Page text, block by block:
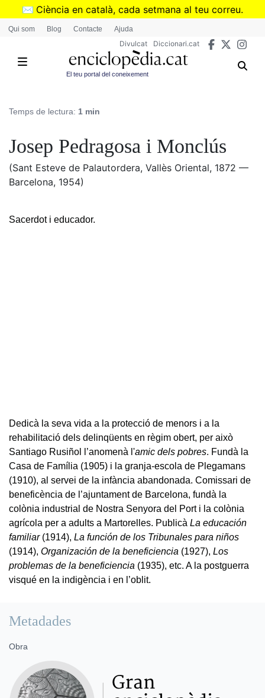
Vés
✉️ Ciència en català, cada setmana al teu correu.
➜Subscriu-te al butlletí de Divulcat
Qui som Blog Contacte Ajuda
Divulcat Diccionari.cat
El teu portal del coneixement
Temps de lectura: 1 min
Josep Pedragosa i Monclús
(Sant Esteve de Palautordera, Vallès Oriental, 1872 —
Barcelona, 1954)
Sacerdot i educador.
Dedicà la seva vida a la protecció de menors i a la
rehabilitació dels delinqüents en règim obert, per això
Santiago Rusiñol l’anomenà l'amic dels pobres. Fundà la
Casa de Família (1905) i la granja-escola de Plegamans
(1910), al servei de la infància abandonada. Comissari de
beneficència de l’ajuntament de Barcelona, fundà la
colònia industrial de Nostra Senyora del Port i la colònia
agrícola per a adults a Martorelles. Publicà La educación
familiar(1914), La función de los Tribunales para niños
(1914), Organización de la beneficiencia (1927), Los
problemas de la beneficiencia (1935), etc. A la postguerra
visqué en la indigència i en l’oblit.
Metadades
Obra